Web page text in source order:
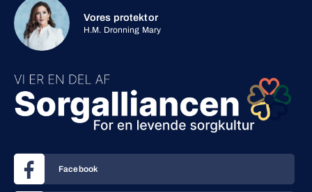
Vores protektor
H.M. Dronning Mary
Facebook